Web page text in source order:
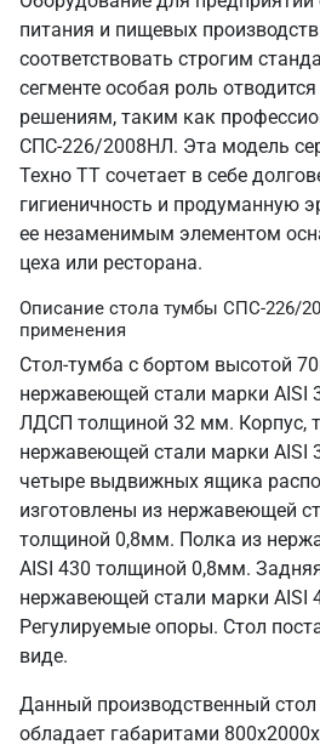
питания и пищевых
соответствовать строгим
сегменте особая роль
решениям, таким как
СПС-226/2008НЛ. Эта модель
Техно ТТ сочетает в себе
гигиеничность и продуманную
ее незаменимым элементом
цеха или ресторана.
Описание стола тумбы СПС-226/
применения
Стол-тумба с бортом высотой
нержавеющей стали марки AISI
ЛДСП толщиной 32 мм. Корпус,
нержавеющей стали марки AISI
четыре выдвижных ящика
изготовлены из нержавеющей
толщиной 0,8мм. Полка из
AISI 430 толщиной 0,8мм.
нержавеющей стали марки AISI
Регулируемые опоры. Стол
виде.
Данный производственный
обладает габаритами